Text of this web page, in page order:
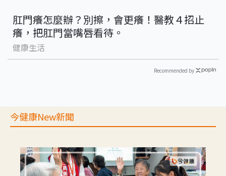
肛門癢怎麼辦？別擦，會更癢！醫教４招止
癢，把肛門當嘴唇看待。
健康生活
Recommended by
今健康New新聞